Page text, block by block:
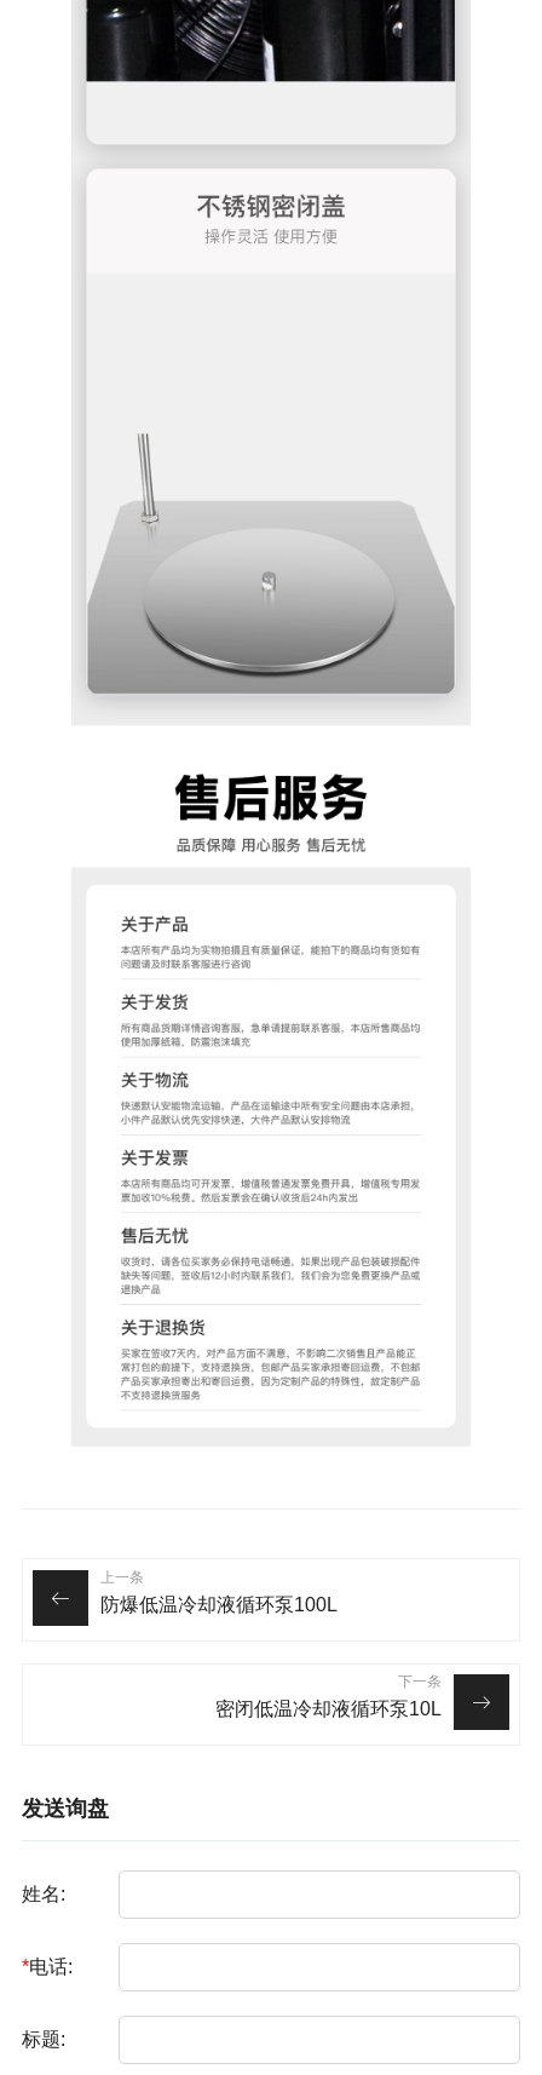
上一条
防爆低温冷却液循环泵100L
下一条
密闭低温冷却液循环泵10L
发送询盘
姓名:
*电话:
标题: